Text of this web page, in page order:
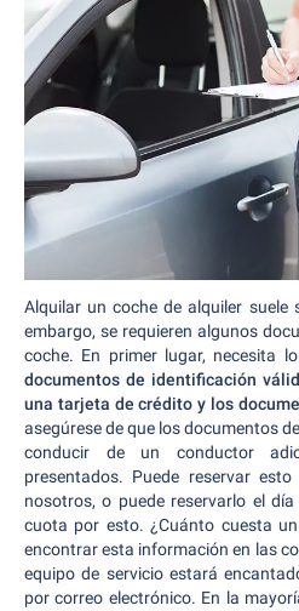
Alquilar un coche de alquiler suele
embargo, se requieren algunos
coche. En primer lugar, necesita
documentos de identificación
una tarjeta de crédito y los
asegúrese de que los documentos
conducir de un conductor
presentados. Puede reservar
nosotros, o puede reservarlo el
cuota por esto. ¿Cuánto cuesta
encontrar esta información en las
equipo de servicio estará
por correo electrónico. En la